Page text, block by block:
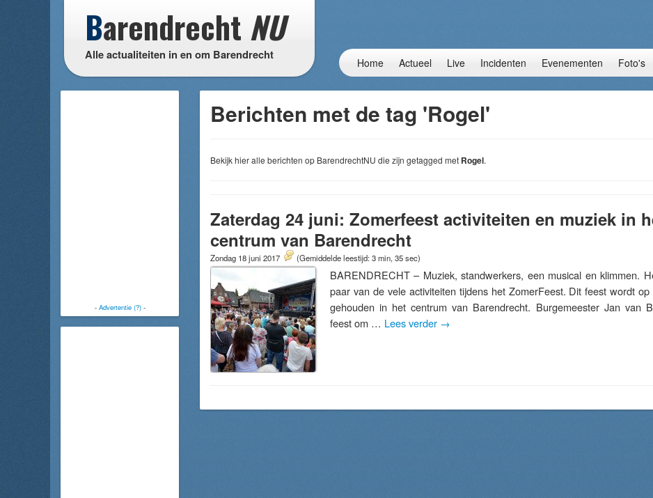
Barendrecht NU
Alle actualiteiten in en om Barendrecht
Home Actueel Live Incidenten Evenementen Foto's
- Advertentie (?)-
Berichten met de tag 'Rogel'
Bekijk hier alle berichten op BarendrechtNU die zijn getagged met Rogel.
Zaterdag 24 juni: Zomerfeest activiteiten en muziek in
centrum van Barendrecht
Zondag 18 juni 2017 (Gemiddelde leestijd: 3 min, 35 sec)
BARENDRECHT – Muziek, standwerkers, een musical en klimmen.
paar van de vele activiteiten tijdens het ZomerFeest. Dit feest wordt
gehouden in het centrum van Barendrecht. Burgemeester Jan van
feest om … Lees verder →